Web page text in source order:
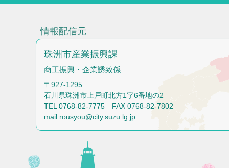
情報配信元
珠洲市産業振興課
商工振興・企業誘致係
〒927-1295
石川県珠洲市上戸町北方1字6番地の2
TEL 0768-82-7775 FAX 0768-82-7802
mail rousyou@city.suzu.lg.jp